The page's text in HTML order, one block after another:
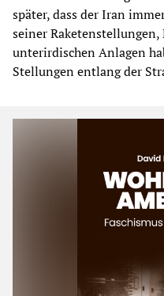
später, dass der Iran
seiner
unterirdischen Anlagen
Stellungen entlang der